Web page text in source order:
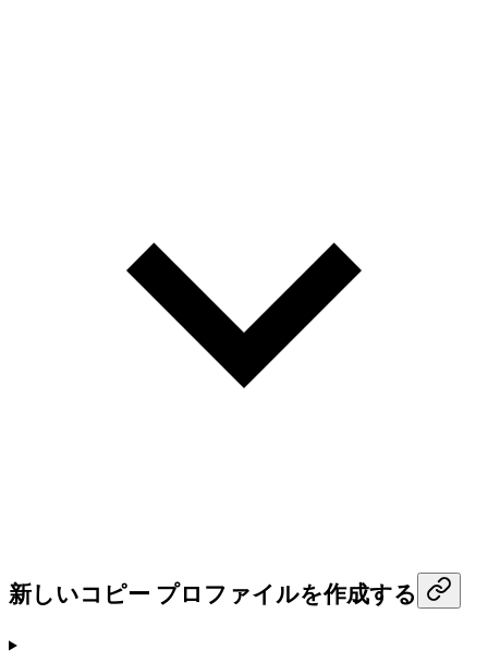
新しいコピー プロファイルを作成する